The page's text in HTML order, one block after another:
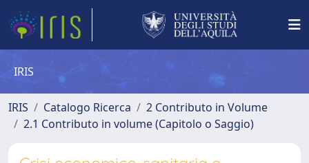
IRIS
IRIS Catalogo Ricerca
2 Contributo in Volume
2.1 Contributo in volume (Capitolo o Saggio)